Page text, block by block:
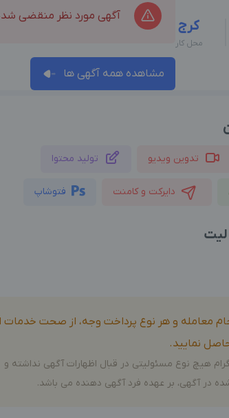
کرج
محل کار
آگهی مورد نظر منقضی
مشاهده همه آگهی ها
تدوین ویدیو تولید محتوا
دایرکت و کامنت فتوشاپ
معامله و هر نوع پرداخت وجه، از صحت خدمات
نمایید.
هیچ نوع مسئولیتی در قبال اظهارات آگهی نداشته و
در آگهی، بر عهده فرد آگهی دهنده می باشد.